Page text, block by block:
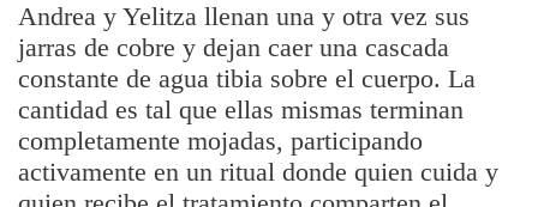
Andrea y Yelitza llenan una y otra vez sus
jarras de cobre y dejan caer una cascada
constante de agua tibia sobre el cuerpo. La
cantidad es tal que ellas mismas terminan
completamente mojadas, participando
activamente en un ritual donde quien cuida y